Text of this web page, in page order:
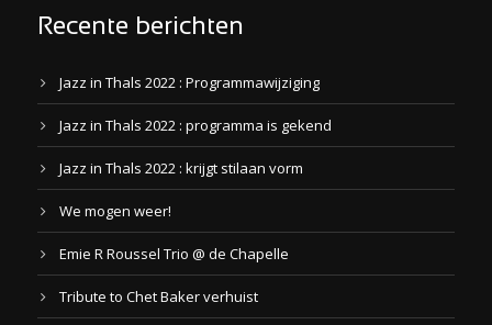
Recente berichten
Jazz in Thals 2022 : Programmawijziging
Jazz in Thals 2022 : programma is gekend
Jazz in Thals 2022 : krijgt stilaan vorm
We mogen weer!
Emie R Roussel Trio @ de Chapelle
Tribute to Chet Baker verhuist